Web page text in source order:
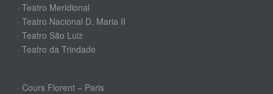
· Teatro Meridional
· Teatro Nacional D. Maria II
· Teatro São Luiz
· Teatro da Trindade
· Cours Florent – Paris